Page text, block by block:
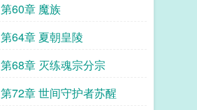
第60章 魔族
第64章 夏朝皇陵
第68章 灭练魂宗分宗
第72章 世间守护者苏醒